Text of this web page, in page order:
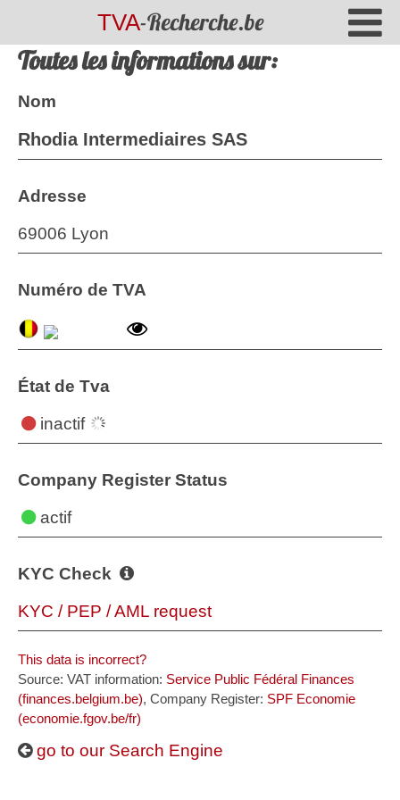
TVA-Recherche.be
Toutes les informations sur:
Nom
Rhodia Intermediaires SAS
Adresse
69006 Lyon
Numéro de TVA
État de Tva
inactif
Company Register Status
actif
KYC Check
KYC / PEP / AML request
This data is incorrect?
Source: VAT information: Service Public Fédéral Finances
(finances.belgium.be), Company Register: SPF Economie
(economie.fgov.be/fr)
go to our Search Engine